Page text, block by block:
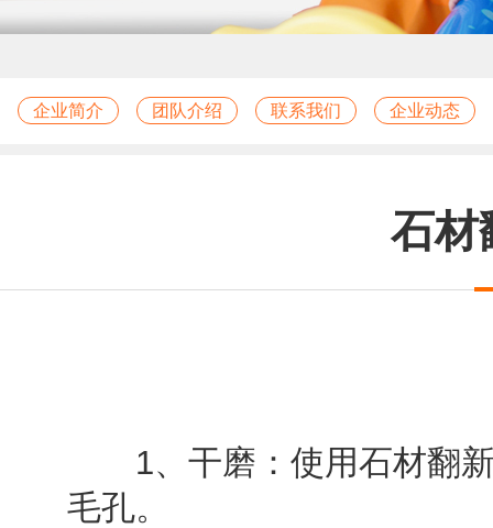
企业简介 团队介绍 联系我们 企业动态
石材
1、干磨：使用石材翻新
毛孔。